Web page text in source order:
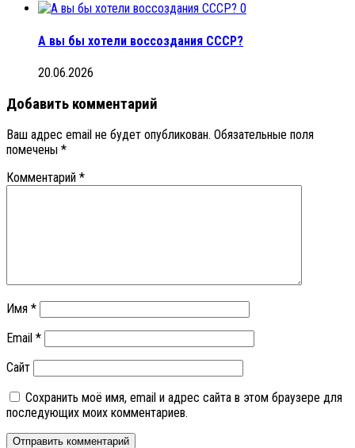
0
А вы бы хотели воссоздания СССР?
20.06.2026
Добавить комментарий
Ваш адрес email не будет опубликован. Обязательные поля
помечены *
Комментарий *
Имя *
Email *
Сайт
Сохранить моё имя, email и адрес сайта в этом браузере для
последующих моих комментариев.